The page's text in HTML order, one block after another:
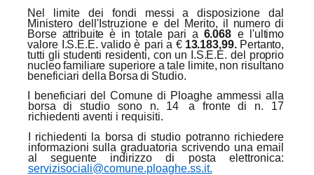
Nel limite dei fondi messi a disposizione dal
Ministero dell'Istruzione e del Merito, il numero di
Borse attribuite è in totale pari a 6.068 e
l'ultimo
valore
I.S.E.E. valido è pari a € 13.183,99. Pertanto,
tutti gli studenti residenti, con un I.S.E.E. del proprio
nucleo familiare superiore a tale limite, non risultano
beneficiari della Borsa di Studio.
I beneficiari del Comune di Ploaghe ammessi alla
borsa di studio sono n. 14
a fronte di n. 17
richiedenti aventi i requisiti.
I richiedenti la borsa di studio potranno richiedere
informazioni sulla graduatoria scrivendo una email
al seguente indirizzo di posta elettronica:
servizisociali@comune.ploaghe.ss.it.